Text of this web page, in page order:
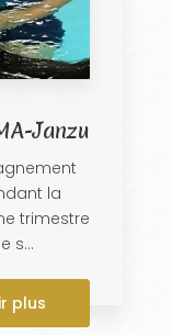
Janzu
la
trimestre
s...
plus